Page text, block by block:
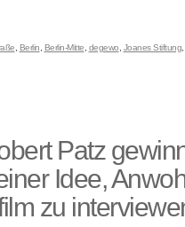
Berlin Berlin-Mitte degewo Joanes Stiftung
Patz
Idee,
zu